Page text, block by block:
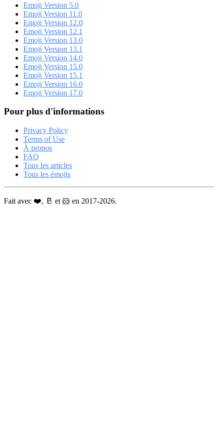
Emoji Version 5.0
Emoji Version 11.0
Emoji Version 12.0
Emoji Version 12.1
Emoji Version 13.0
Emoji Version 13.1
Emoji Version 14.0
Emoji Version 15.0
Emoji Version 15.1
Emoji Version 16.0
Emoji Version 17.0
Pour plus d'informations
Privacy Policy
Terms of Use
À propos
FAQ
Tous les articles
Tous les émojis
Fait avec ❤️, 🥛 et 🐹 en 2017-2026.